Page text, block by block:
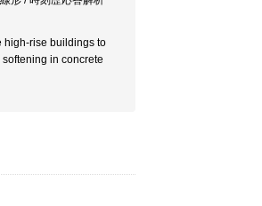
high-rise buildings to
in concrete